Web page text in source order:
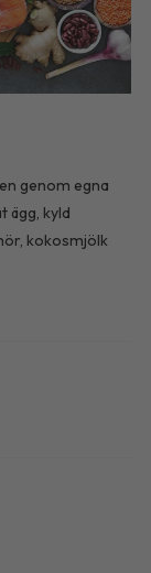
genom egna
ägg, kyld
kokosmjölk